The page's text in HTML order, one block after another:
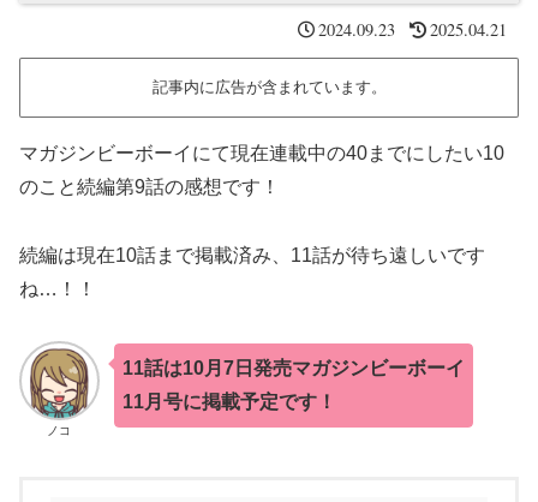
2024.09.23 2025.04.21
記事内に広告が含まれています。
マガジンビーボーイにて現在連載中の40までにしたい10
のこと続編第9話の感想です！
続編は現在10話まで掲載済み、11話が待ち遠しいです
ね…！！
ノコ
11話は10月7日発売マガジンビーボーイ
11月号に掲載予定です！